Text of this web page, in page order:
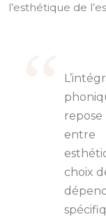
l’esthétique de
entre
choix